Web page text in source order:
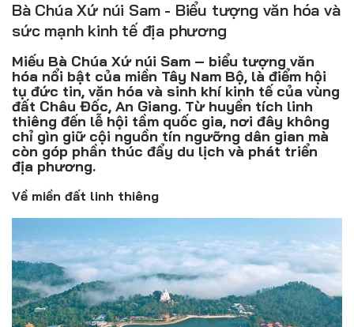
Thị trường
Đồ uống
Pháp luật
Khoa giáo
Multimedia
Bà Chúa Xứ núi Sam - Biểu tượng văn hóa và
sức mạnh kinh tế địa phương
Miếu Bà Chúa Xứ núi Sam – biểu tượng văn
hóa nổi bật của miền Tây Nam Bộ, là điểm hội
tụ đức tin, văn hóa và sinh khí kinh tế của vùng
đất Châu Đốc, An Giang. Từ huyền tích linh
thiêng đến lễ hội tầm quốc gia, nơi đây không
chỉ gìn giữ cội nguồn tín ngưỡng dân gian mà
còn góp phần thúc đẩy du lịch và phát triển
địa phương.
Về miền đất linh thiêng